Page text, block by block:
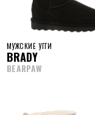
МУЖСКИЕ УГГИ
BRADY
BEARPAW